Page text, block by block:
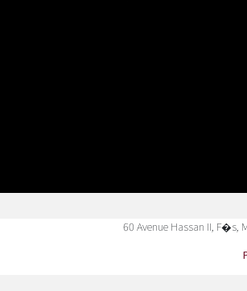
60 Avenue Hassan II, F�s,